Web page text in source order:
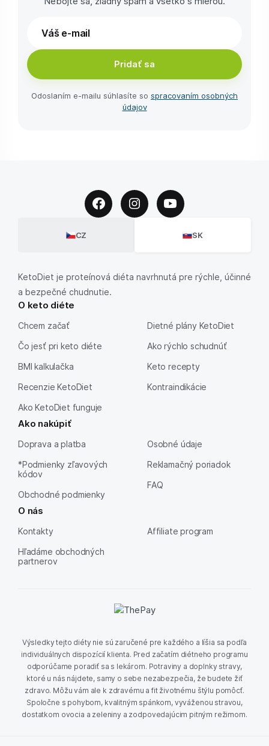
Pridať sa
Odoslaním e-⁠mailu súhlasíte so spracovaním osobných
údajov
CZ SK
KetoDiet je proteínová diéta navrhnutá pre rýchle, účinné
a bezpečné chudnutie.
O keto diéte
Chcem začať
Čo jesť pri keto diéte
BMI kalkulačka
Recenzie KetoDiet
Ako KetoDiet funguje
Dietné plány KetoDiet
Ako rýchlo schudnúť
Keto recepty
Kontraindikácie
Ako nakúpiť
Doprava a platba
*Podmienky zľavových
kódov
Obchodné podmienky
Osobné údaje
Reklamačný poriadok
FAQ
O nás
Kontakty
Hľadáme obchodných
partnerov
Affiliate program
Výsledky tejto diéty nie sú zaručené pre každého a líšia sa podľa
individuálnych dispozícií klienta. Pred začatím diétneho programu
odporúčame poradiť sa s lekárom. Potraviny a doplnky stravy,
ktoré u nás nájdete, samy o sebe nezabezpečia, že budete žiť
zdravo. Môžu vám ale k zdravému a fit životnému štýlu pomôcť.
Spoločne s pohybom, kvalitným spánkom, vyváženou stravou,
dostatkom ovocia a zeleniny a zodpovedajúcim pitným režimom.